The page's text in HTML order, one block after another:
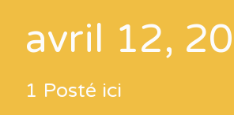
avril 12,
1 Posté ici